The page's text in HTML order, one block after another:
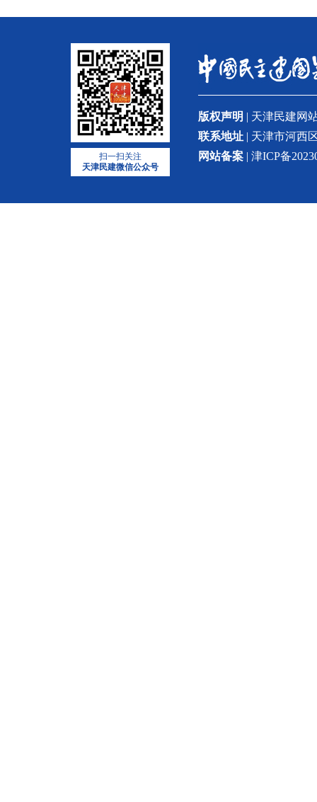
扫一扫关注
天津民建微信公众号
版权声明 | 天津民建网
联系地址 | 天津市河西
网站备案 | 津ICP备